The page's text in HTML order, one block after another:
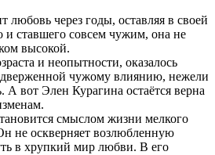
через годы, оставляя в своей
и ставшего совсем чужим, она не
высокой.
и неопытности, оказалось
чужому влиянию, нежели
А вот Элен Курагина остаётся верна
смыслом жизни мелкого
не оскверняет возлюбленную
в хрупкий мир любви. В его